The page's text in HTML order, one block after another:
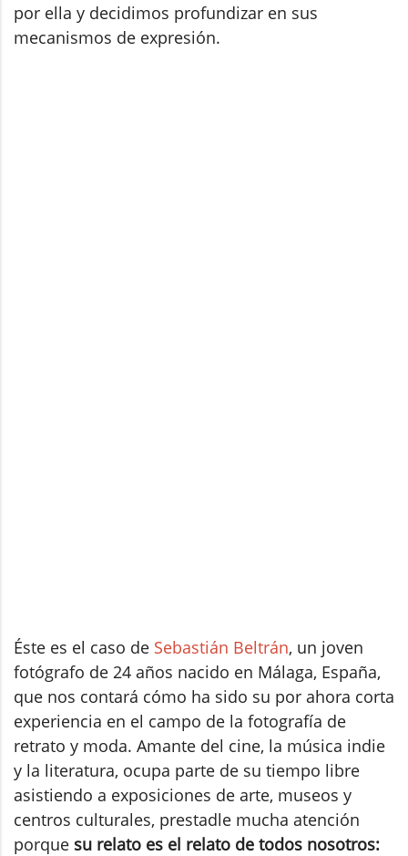
por ella y decidimos profundizar en sus
mecanismos de expresión.
Éste es el caso de Sebastián Beltrán, un joven
fotógrafo de 24 años nacido en Málaga, España,
que nos contará cómo ha sido su por ahora corta
experiencia en el campo de la fotografía de
retrato y moda. Amante del cine, la música indie
y la literatura, ocupa parte de su tiempo libre
asistiendo a exposiciones de arte, museos y
centros culturales, prestadle mucha atención
porque su relato es el relato de todos nosotros: